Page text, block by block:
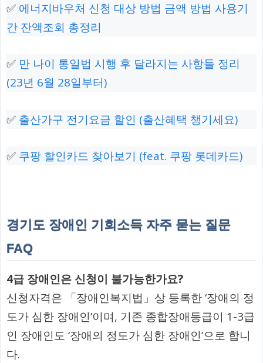
✅ 에너지바우처 신청 대상 방법 금액 방법 사용기
간 잔액조회 총정리
✅ 만 나이 통일법 시행 후 달라지는 사항들 정리
(23년 6월 28일부터)
✅ 출산가구 전기요금 할인 (출산혜택 챙기세요)
✅ 쿠팡 할인카드 찾아보기 (feat. 쿠팡 롯데카드)
경기도 장애인 기회소득 자주 묻는 질문
FAQ
4급 장애인은 신청이 불가능한가요?
신청자격은 「장애인복지법」상 등록한 ‘장애의 정
도가 심한 장애인’이며, 기존 종합장애등급이 1-3급
인 장애인도 ‘장애의 정도가 심한 장애인’으로 합니
다.